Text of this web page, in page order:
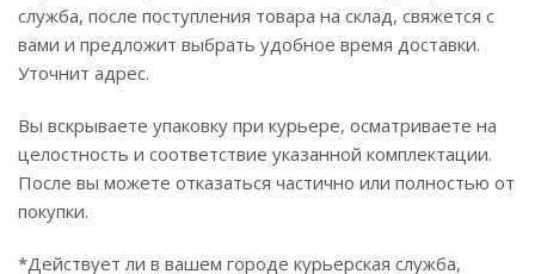
служба, после поступления товара на склад, свяжется с
вами и предложит выбрать удобное время доставки.
Уточнит адрес.
Вы вскрываете упаковку при курьере, осматриваете на
целостность и соответствие указанной комплектации.
После вы можете отказаться частично или полностью от
покупки.
*Действует ли в вашем городе курьерская служба,